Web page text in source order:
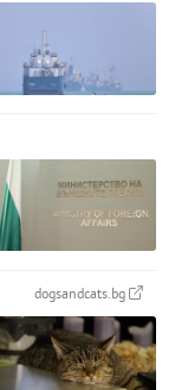
dogsandcats.bg